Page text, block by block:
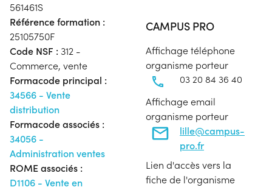
561461S
Référence formation :
25105750F
Code NSF : 312 -
Commerce, vente
Formacode principal :
34566 - Vente
distribution
Formacode associés :
34056 -
Administration ventes
ROME associés :
D1106 - Vente en
CAMPUS PRO
Affichage téléphone
organisme porteur
03 20 84 36 40
Affichage email
organisme porteur
lille@campus-
pro.fr
Lien d'accès vers la
fiche de l'organisme